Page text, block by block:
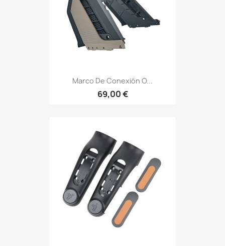
Marco De Conexión O...
69,00 €